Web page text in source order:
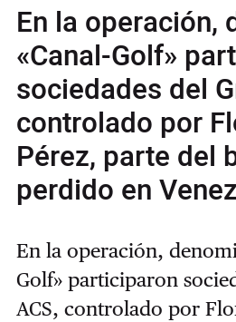
En la operación,
«Canal-Golf»
sociedades del
controlado por
Pérez, parte del
perdido en
En la operación,
Golf» participaron
ACS, controlado por